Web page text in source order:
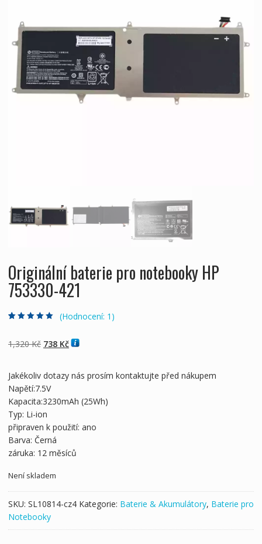
Originální baterie pro notebooky HP
753330-421
hodnocení
zákazníka
(Hodnocení: 1 )
1,320Kč Původní
1,320 Kč
738 KčAktuální
738 Kč
Jakékoliv dotazy nás prosím kontaktujte před nákupem
Napětí:7.5V
Kapacita:3230mAh (25Wh)
Typ: Li-ion
připraven k použití: ano
Barva: Černá
záruka: 12 měsíců
Není skladem
SKU: SL10814-cz4 Kategorie: Baterie & Akumulátory, Baterie pro
Notebooky